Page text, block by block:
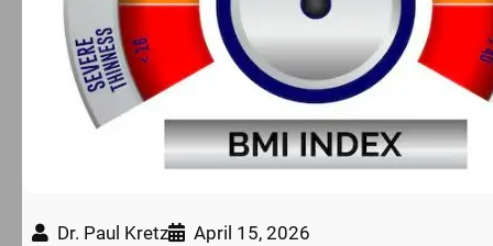
Dr. Paul Kretz April 15, 2026